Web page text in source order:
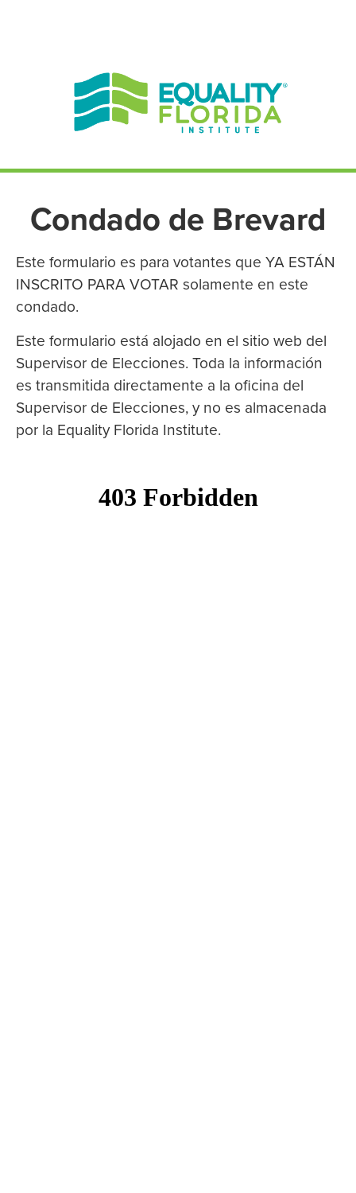
Condado de Brevard
Este formulario es para votantes que YA ESTÁN
INSCRITO PARA VOTAR solamente en este
condado.
Este formulario está alojado en el sitio web del
Supervisor de Elecciones. Toda la información
es transmitida directamente a la oficina del
Supervisor de Elecciones, y no es almacenada
por la Equality Florida Institute.